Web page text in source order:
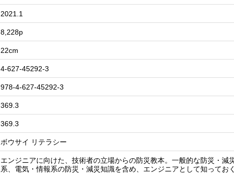
2021.1
8,228p
22cm
4-627-45292-3
978-4-627-45292-3
369.3
369.3
ボウサイ リテラシー
エンジニアに向けた、技術者の立場からの防災教本。一般的な防災・
系、電気・情報系の防災・減災知識を含め、エンジニアとして知ってお